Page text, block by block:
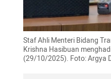
Staf Ahli Menteri Bidang
Krishna Hasibuan
(29/10/2025). Foto: Argya